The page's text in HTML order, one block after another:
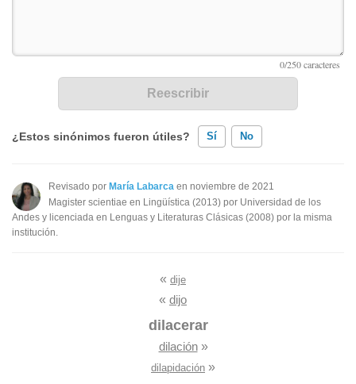
¿Estos sinónimos fueron útiles? Sí No
Existen sinónimos incorrectos
Ninguno de los sinónimos presentados me ayudó
Revisado por María Labarca en noviembre de 2021
Magister scientiae en Lingüística (2013) por Universidad de los
Andes y licenciada en Lenguas y Literaturas Clásicas (2008) por la misma
institución.
« dije
« dijo
dilacerar
dilación»
dilapidación »